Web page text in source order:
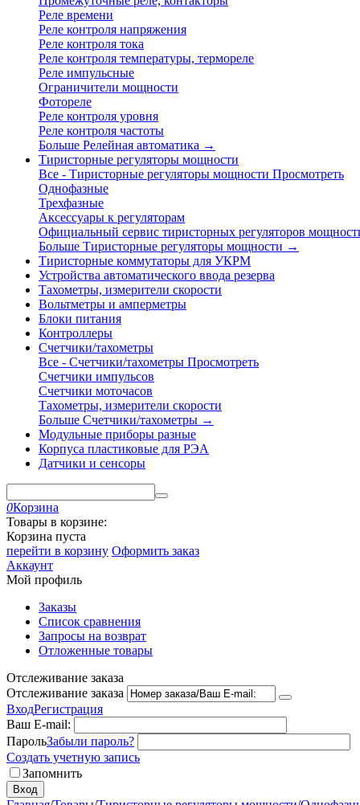
Реле времени
Реле контроля напряжения
Реле контроля тока
Реле контроля температуры, термореле
Реле импульсные
Ограничители мощности
Фотореле
Реле контроля уровня
Реле контроля частоты
Больше Релейная автоматика →
Тиристорные регуляторы мощности
Все - Тиристорные регуляторы мощности Просмотреть
Однофазные
Трехфазные
Аксессуары к регуляторам
Официальный сервис тиристорных регуляторов
Больше Тиристорные регуляторы мощности →
Тиристорные коммутаторы для УКРМ
Устройства автоматического ввода резерва
Тахометры, измерители скорости
Вольтметры и амперметры
Блоки питания
Контроллеры
Счетчики/тахометры
Все - Счетчики/тахометры Просмотреть
Счетчики импульсов
Счетчики моточасов
Тахометры, измерители скорости
Больше Счетчики/тахометры →
Модульные приборы разные
Корпуса пластиковые для РЭА
Датчики и сенсоры
0Корзина
Товары в корзине:
Корзина пуста
перейти в корзину Оформить заказ
Аккаунт
Мой профиль
Заказы
Список сравнения
Запросы на возврат
Отложенные товары
Отслеживание заказа
Отслеживание заказа
ВходРегистрация
Ваш E-mail:
ПарольЗабыли пароль?
Создать учетную запись
Запомнить
Вход